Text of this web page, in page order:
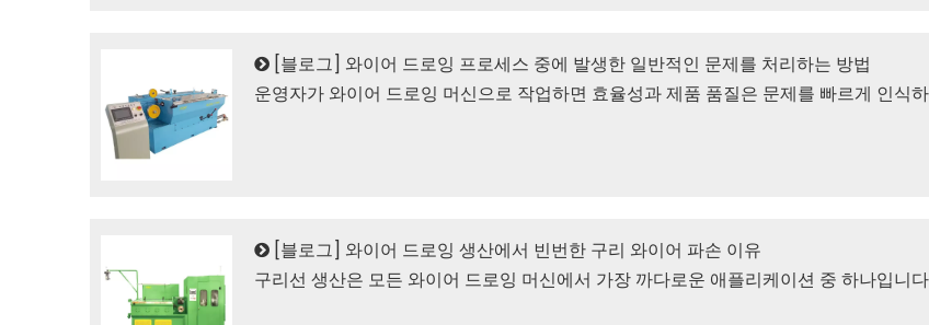
[블로그] 와이어 드로잉 프로세스 중에 발생한 일반적인 문제를 처리하는 방법
운영자가 와이어 드로잉 머신으로 작업하면 효율성과 제품 품질은 문제를 빠르게 인식
[블로그] 와이어 드로잉 생산에서 빈번한 구리 와이어 파손 이유
구리선 생산은 모든 와이어 드로잉 머신에서 가장 까다로운 애플리케이션 중 하나입니